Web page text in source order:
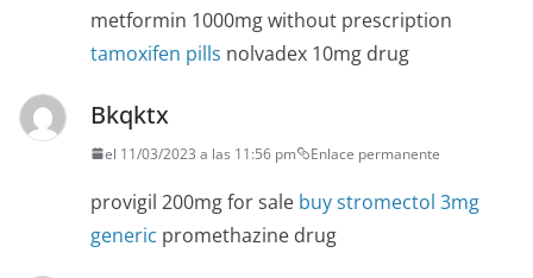
metformin 1000mg without prescription
tamoxifen pills nolvadex 10mg drug
Bkqktx
el 11/03/2023 a las 11:56 pm Enlace permanente
provigil 200mg for sale buy stromectol 3mg
generic promethazine drug